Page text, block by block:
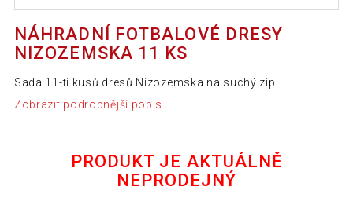
NÁHRADNÍ FOTBALOVÉ DRESY
NIZOZEMSKA 11 KS
Sada 11-ti kusů dresů Nizozemska na suchý zip.
Zobrazit podrobnější popis
PRODUKT JE AKTUÁLNĚ
NEPRODEJNÝ